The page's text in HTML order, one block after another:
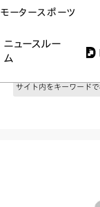
ニュースルー
ム
モータースポーツ